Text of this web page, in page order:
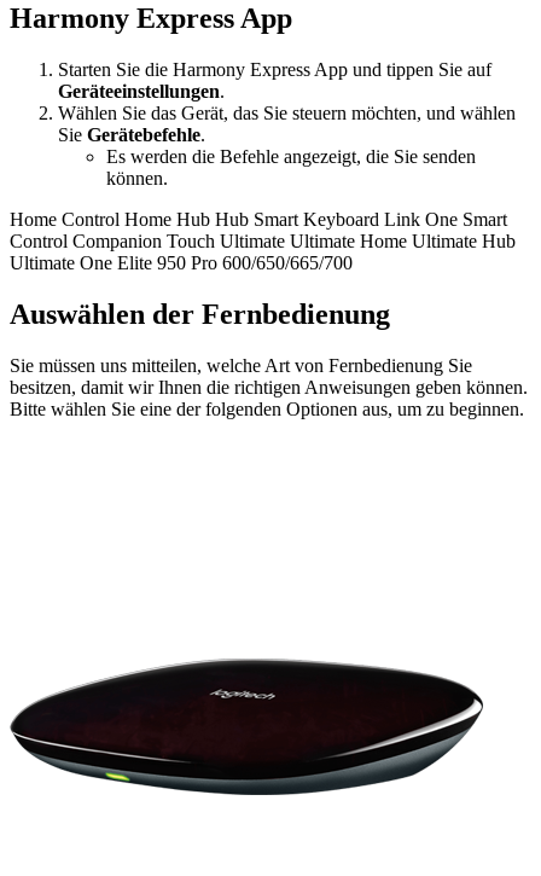
Harmony Express App
Starten Sie die Harmony Express App und tippen Sie auf
Geräteeinstellungen.
Wählen Sie das Gerät, das Sie steuern möchten, und wählen
Sie Gerätebefehle.
Es werden die Befehle angezeigt, die Sie senden
können.
Home Control Home Hub Hub Smart Keyboard Link One Smart
Control Companion Touch Ultimate Ultimate Home Ultimate Hub
Ultimate One Elite 950 Pro 600/650/665/700
Auswählen der Fernbedienung
Sie müssen uns mitteilen, welche Art von Fernbedienung Sie
besitzen, damit wir Ihnen die richtigen Anweisungen geben können.
Bitte wählen Sie eine der folgenden Optionen aus, um zu beginnen.